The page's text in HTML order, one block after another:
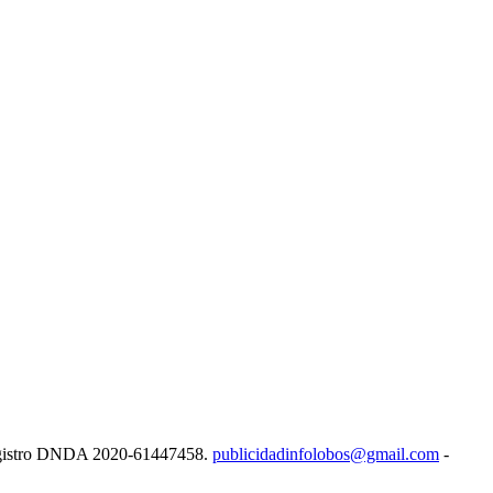
DNDA 2020-61447458. publicidadinfolobos@gmail.com -